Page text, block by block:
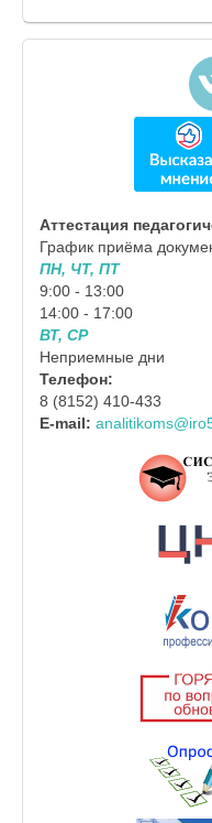
Аттестация
График приёма
ПН, ЧТ, ПТ
9:00 - 13:00
14:00 - 17:00
ВТ, СР
Неприемные дни
Телефон:
8 (8152) 410-433
E-mail: